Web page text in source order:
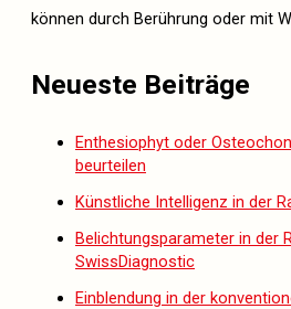
können durch Berührung oder mit
Neueste Beiträge
Enthesiophyt oder
beurteilen
Künstliche Intelligenz in der
Belichtungsparameter in der
SwissDiagnostic
Einblendung in der